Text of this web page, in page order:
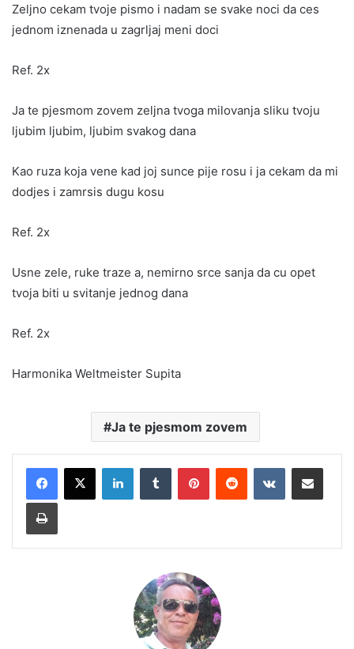
Zeljno cekam tvoje pismo i nadam se svake noci da ces
jednom iznenada u zagrljaj meni doci
Ref. 2x
Ja te pjesmom zovem zeljna tvoga milovanja sliku tvoju
ljubim ljubim, ljubim svakog dana
Kao ruza koja vene kad joj sunce pije rosu i ja cekam da mi
dodjes i zamrsis dugu kosu
Ref. 2x
Usne zele, ruke traze a, nemirno srce sanja da cu opet
tvoja biti u svitanje jednog dana
Ref. 2x
Harmonika Weltmeister Supita
Ja te pjesmom zovem
LinkedInTumblr PinterestReddit VKontakteShare via Email
Print